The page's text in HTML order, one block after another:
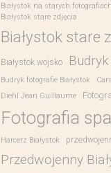
Białystok na starych
Białystok stare zdjęcia
Białystok stare
Białystok wojsko Budryk
Budryk fotografie Białystok
Diehl Jean Guillaume
Fotografia
Harcerz Białystok
Przedwojenny